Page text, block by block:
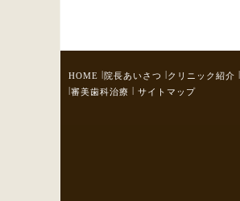
HOME 院長あいさつ クリニック紹介
|審美歯科治療 | サイトマップ